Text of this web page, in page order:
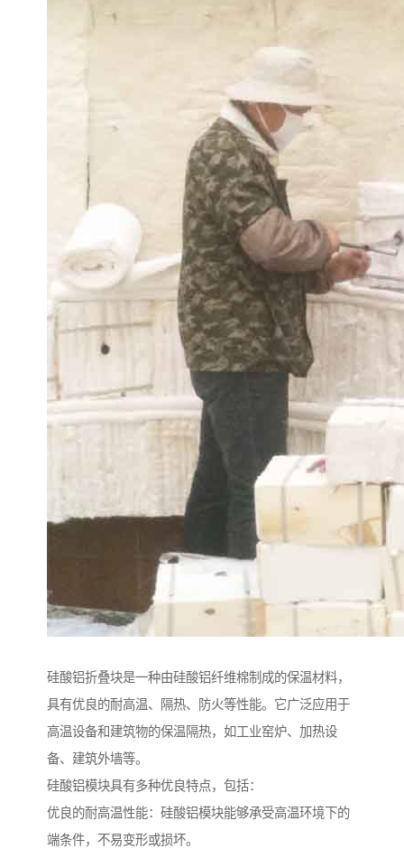
硅酸铝折叠块是一种由硅酸铝纤维棉制成的保温材料，
具有优良的耐高温、隔热、防火等性能。它广泛应用于
高温设备和建筑物的保温隔热，如工业窑炉、加热设
备、建筑外墙等。
硅酸铝模块具有多种优良特点，包括：
优良的耐高温性能：硅酸铝模块能够承受高温环境下的
端条件，不易变形或损坏。